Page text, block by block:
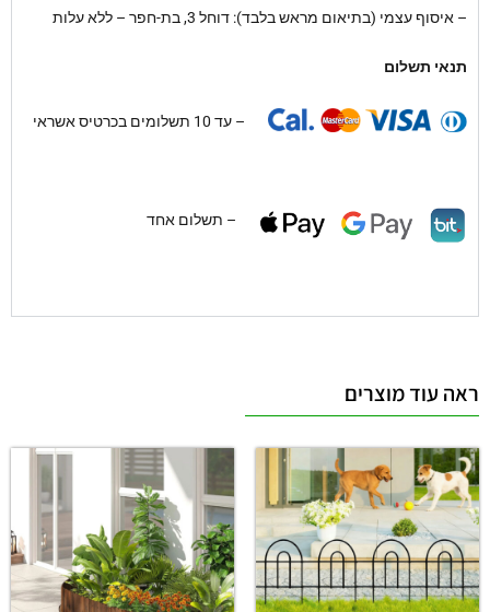
– איסוף עצמי (בתיאום מראש בלבד): דוחל 3, בת-חפר – ללא עלות
תנאי תשלום
– עד 10 תשלומים בכרטיס אשראי
– תשלום אחד
ראה עוד מוצרים